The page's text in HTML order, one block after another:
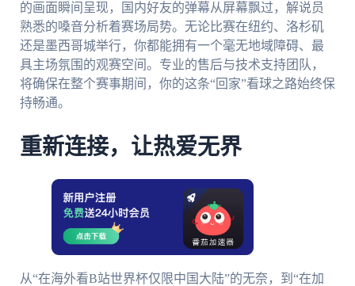
的画面瞬间呈现，国内好友的弹幕从屏幕飘过，解说员
熟悉的嗓音分析着赛场局势。无论比赛在纽约、洛杉矶
还是墨西哥城举行，你都能拥有一个毫无地域障碍、最
具主场氛围的观赛空间。专业的售后与技术支持团队，
将确保在整个赛事期间，你的这条“回家”看球之路始终保
持畅通。
重新连接，让热爱无界
从“在海外看B站世界杯仅限中国大陆”的无奈，到“在加